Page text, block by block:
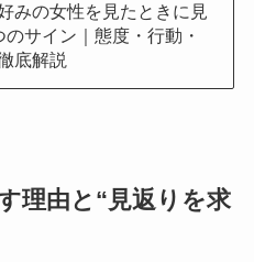
みの女性を見たときに見
のサイン｜態度・行動・
底解説
理由と“見返りを求